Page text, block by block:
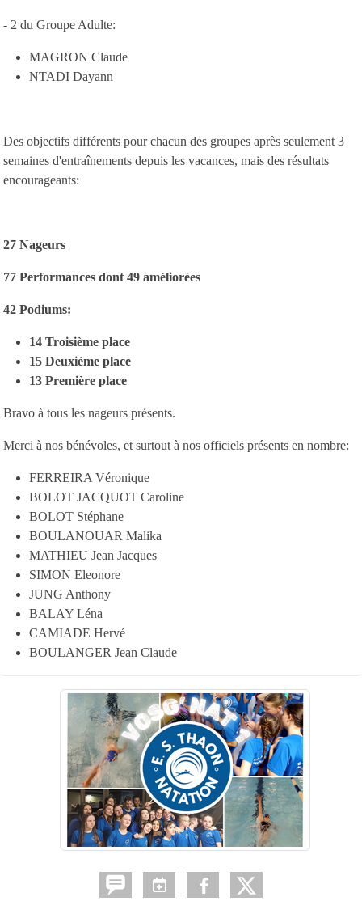
- 2 du Groupe Adulte:
MAGRON Claude
NTADI Dayann
Des objectifs différents pour chacun des groupes après seulement 3
semaines d'entraînements depuis les vacances, mais des résultats
encourageants:
27 Nageurs
77 Performances dont 49 améliorées
42 Podiums:
14 Troisième place
15 Deuxième place
13 Première place
Bravo à tous les nageurs présents.
Merci à nos bénévoles, et surtout à nos officiels présents en nombre:
FERREIRA Véronique
BOLOT JACQUOT Caroline
BOLOT Stéphane
BOULANOUAR Malika
MATHIEU Jean Jacques
SIMON Eleonore
JUNG Anthony
BALAY Léna
CAMIADE Hervé
BOULANGER Jean Claude